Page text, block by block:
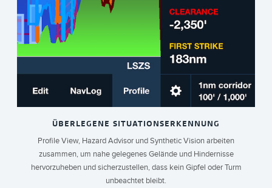
ÜBERLEGENE SITUATIONSERKENNUNG
Profile View, Hazard Advisor und Synthetic Vision arbeiten
zusammen, um nahe gelegenes Gelände und Hindernisse
hervorzuheben und sicherzustellen, dass kein Gipfel oder Turm
unbeachtet bleibt.